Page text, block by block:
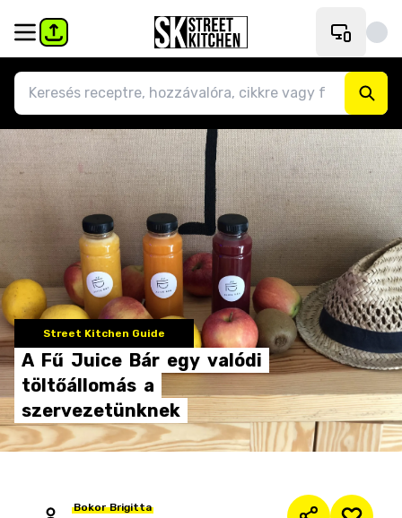
Street Kitchen Guide
A Fű Juice Bár egy valódi
töltőállomás a
szervezetünknek
Bokor Brigitta